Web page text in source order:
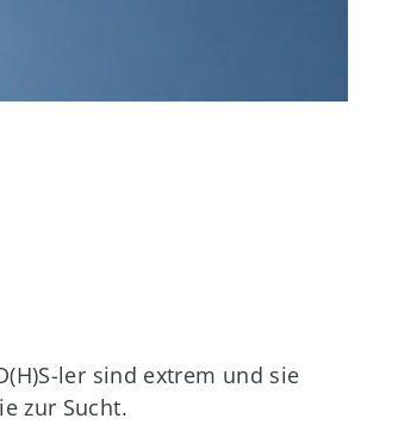
ler sind extrem und sie
zur Sucht.